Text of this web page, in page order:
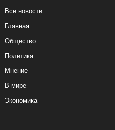
Все новости
Главная
Общество
Политика
Мнение
В мире
Экономика